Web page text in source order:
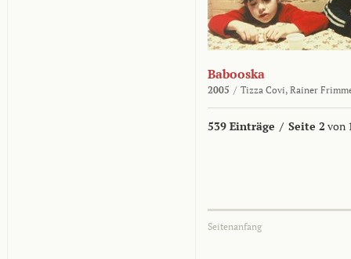
Babooska
2005 / Tizza Covi, Rainer
539 Einträge / Seite 2 von
Seitenanfang